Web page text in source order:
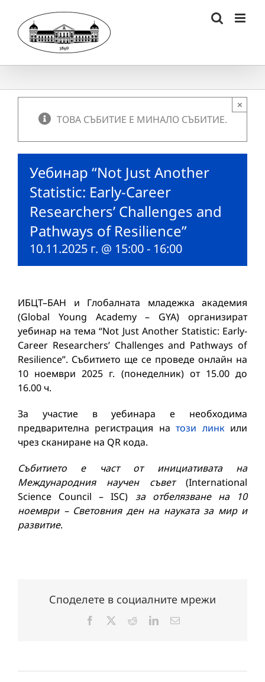
content
ТОВА СЪБИТИЕ Е МИНАЛО СЪБИТИЕ.
×
Уебинар “Not Just Another
Statistic: Early-Career
Researchers’ Challenges and
Pathways of Resilience”
10.11.2025 г. @ 15:00- 16:00
ИБЦТ–БАН и Глобалната младежка академия
(Global Young Academy – GYA) организират
уебинар на тема “Not Just Another Statistic: Early-
Career Researchers’ Challenges and Pathways of
Resilience”. Събитието ще се проведе онлайн на
10 ноември 2025 г. (понеделник) от 15.00 до
16.00 ч.
За участие в уебинара е необходима
предварителна регистрация натози линкили
чрез сканиране на QR кода.
Събитието е част от инициативата на
Международния научен съвет (International
Science Council – ISC) за отбелязване на 10
ноември – Световния ден на науката за мир и
развитие.
Споделете в социалните мрежи
Facebook RedditLinkedInЕлектронна